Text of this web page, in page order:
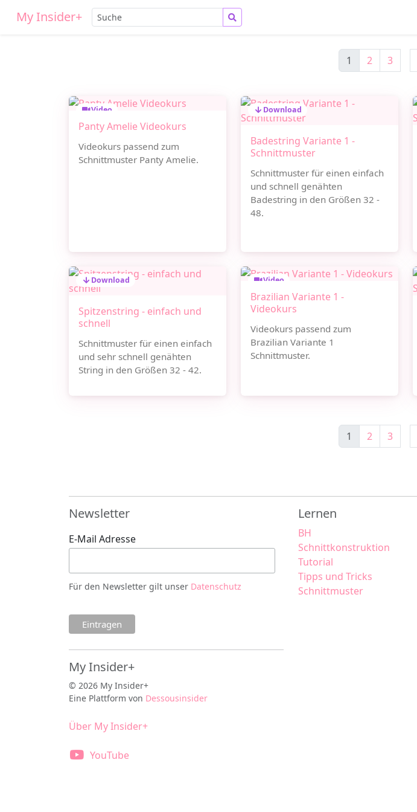
My Insider+
1 2 3
Video
Panty Amelie Videokurs
Videokurs passend zum
Schnittmuster Panty Amelie.
Download
Badestring Variante 1 -
Schnittmuster
Schnittmuster für einen einfach
und schnell genähten
Badestring in den Größen 32 -
48.
Download
Spitzenstring - einfach und
schnell
Schnittmuster für einen einfach
und sehr schnell genähten
String in den Größen 32 - 42.
Video
Brazilian Variante 1 -
Videokurs
Videokurs passend zum
Brazilian Variante 1
Schnittmuster.
1 2 3
Newsletter
E-Mail Adresse
Für den Newsletter gilt unser Datenschutz
My Insider+
© 2026 My Insider+
Eine Plattform von Dessousinsider
Über My Insider+
YouTube
Lernen
BH
Schnittkonstruktion
Tutorial
Tipps und Tricks
Schnittmuster